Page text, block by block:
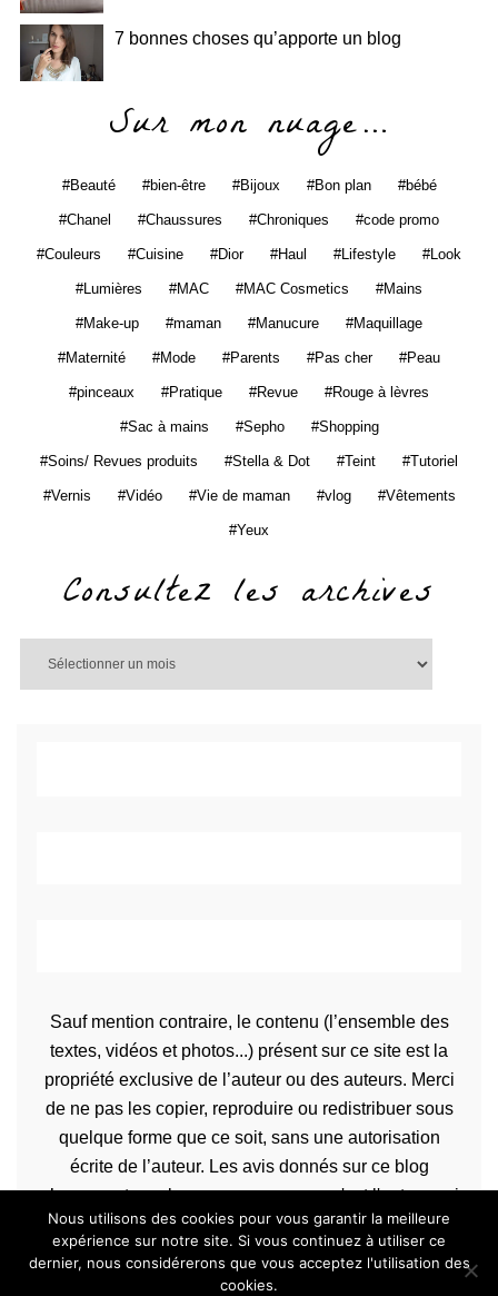
7 bonnes choses qu’apporte un blog
Sur mon nuage…
Beauté bien-être Bijoux Bon plan bébé
Chanel Chaussures Chroniques code promo
Couleurs Cuisine Dior Haul Lifestyle Look
Lumières MAC MAC Cosmetics Mains
Make-up maman Manucure Maquillage
Maternité Mode Parents Pas cher Peau
pinceaux Pratique Revue Rouge à lèvres
Sac à mains Sepho Shopping
Soins/ Revues produits Stella & Dot Teint Tutoriel
Vernis Vidéo Vie de maman vlog Vêtements
Yeux
Consultez les archives
Sauf mention contraire, le contenu (l’ensemble des
textes, vidéos et photos...) présent sur ce site est la
propriété exclusive de l’auteur ou des auteurs. Merci
de ne pas les copier, reproduire ou redistribuer sous
quelque forme que ce soit, sans une autorisation
écrite de l’auteur. Les avis donnés sur ce blog
n’engagent que la propre personne qu'est l'auteur qui
les rédige.
Nous utilisons des cookies pour vous garantir la meilleure
expérience sur notre site. Si vous continuez à utiliser ce
dernier, nous considérerons que vous acceptez l'utilisation des
cookies.